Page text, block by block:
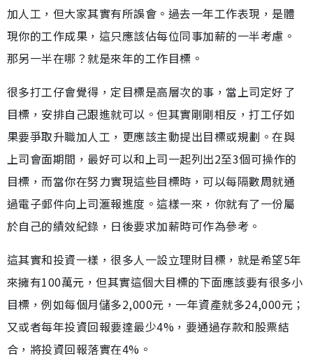
加人工，但大家其實有所誤會。過去一年工作表現，是體
現你的工作成果，這只應該佔每位同事加薪的一半考慮。
那另一半在哪？就是來年的工作目標。
很多打工仔會覺得，定目標是高層次的事，當上司定好了
目標，安排自己跟進就可以。但其實剛剛相反，打工仔如
果要爭取升職加人工，更應該主動提出目標或規劃。在與
上司會面期間，最好可以和上司一起列出2至3個可操作的
目標，而當你在努力實現這些目標時，可以每隔數周就通
過電子郵件向上司滙報進度。這樣一來，你就有了一份屬
於自己的績效紀錄，日後要求加薪時可作為參考。
這其實和投資一樣，很多人一設立理財目標，就是希望5年
來擁有100萬元，但其實這個大目標的下面應該要有很多小
目標，例如每個月儲多2,000元，一年資產就多24,000元；
又或者每年投資回報要達最少4%，要通過存款和股票結
合，將投資回報落實在4%。